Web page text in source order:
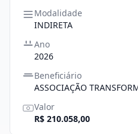
Modalidade
INDIRETA
Ano
2026
Beneficiário
ASSOCIAÇÃO
Valor
R$ 210.058,00